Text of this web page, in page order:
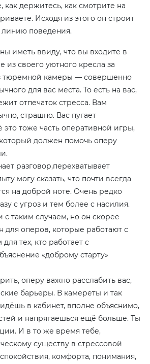
как держитесь, как смотрите на
Исходя из этого он строит
поведения.
иметь ввиду, что вы входите в
из своего уютного кресла за
тюремной камеры — совершенно
для вас места. То есть на вас,
отпечаток стресса. Вам
страшно. Вас пугает
это тоже часть оперативной игры,
должен помочь оперу
разговор,перехватывает
могу сказать, что почти всегда
на доброй ноте. Очень редко
с угроз и тем более с насилия.
с таким случаем, но он скорее
для оперов, которые работают с
тех, кто работает с
«доброму старту»
оперу важно расслабить вас,
барьеры. В камереты и так
в кабинет, вполне объяснимо,
и напрягаешься ещё больше. Ты
И в то же время тебе,
существу в стрессовой
комфорта, понимания,